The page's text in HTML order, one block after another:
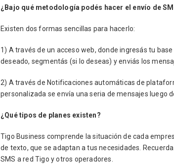
¿Bajo qué metodología podés hacer el envío de
Existen dos formas sencillas para hacerlo:
1) A través de un acceso web, donde ingresás tu
deseado, segmentás (si lo deseas) y enviás los
2) A través de Notificaciones automáticas de
personalizada se envía una seria de mensajes luego
¿Qué tipos de planes existen?
Tigo Business comprende la situación de cada
de texto, que se adaptan a tus necesidades.
SMS a red Tigo y otros operadores.